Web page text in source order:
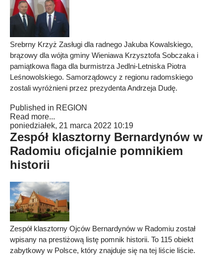
Srebrny Krzyż Zasługi dla radnego Jakuba Kowalskiego,
brązowy dla wójta gminy Wieniawa Krzysztofa Sobczaka i
pamiątkowa flaga dla burmistrza Jedlni-Letniska Piotra
Leśnowolskiego. Samorządowcy z regionu radomskiego
zostali wyróżnieni przez prezydenta Andrzeja Dudę.
Published in REGION
Read more...
poniedziałek, 21 marca 2022 10:19
Zespół klasztorny Bernardynów w
Radomiu oficjalnie pomnikiem
historii
Zespół klasztorny Ojców Bernardynów w Radomiu został
wpisany na prestiżową listę pomnik historii. To 115 obiekt
zabytkowy w Polsce, który znajduje się na tej liście liście.